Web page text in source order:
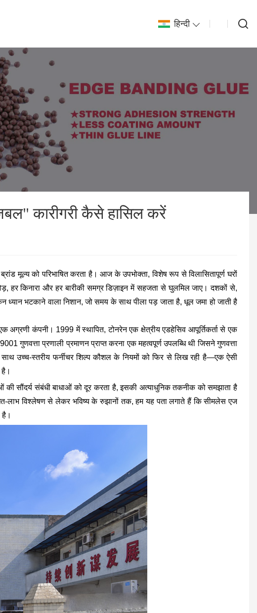
हिन्दी
कारीगरी कैसे हासिल करें
मूल्य को परिभाषित करता है। आज के उपभोक्ता, विशेष रूप से विलासितापूर्ण घरों
हर किनारा और हर बारीकी समग्र डिज़ाइन में सहजता से घुलमिल जाए। दशकों से,
ध्यान भटकाने वाला निशान, जो समय के साथ पीला पड़ जाता है, धूल जमा हो जाती है
कंपनी। 1999 में स्थापित, टोनरेन एक क्षेत्रीय एडहेसिव आपूर्तिकर्ता से एक
प्रणाली प्रमाणन प्राप्त करना एक महत्वपूर्ण उपलब्धि थी जिसने गुणवत्ता
उच्च-स्तरीय फर्नीचर शिल्प कौशल के नियमों को फिर से लिख रही है—एक ऐसी
सौंदर्य संबंधी बाधाओं को दूर करता है, इसकी अत्याधुनिक तकनीक को समझाता है
लाभ विश्लेषण से लेकर भविष्य के रुझानों तक, हम यह पता लगाते हैं कि सीमलेस एज
है।